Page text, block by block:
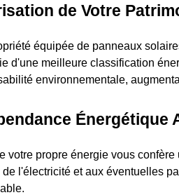
de Votre
équipée de panneaux
d'une meilleure classification
environnementale,
Énergétique
votre propre énergie vous
de l'électricité et aux éventuelles